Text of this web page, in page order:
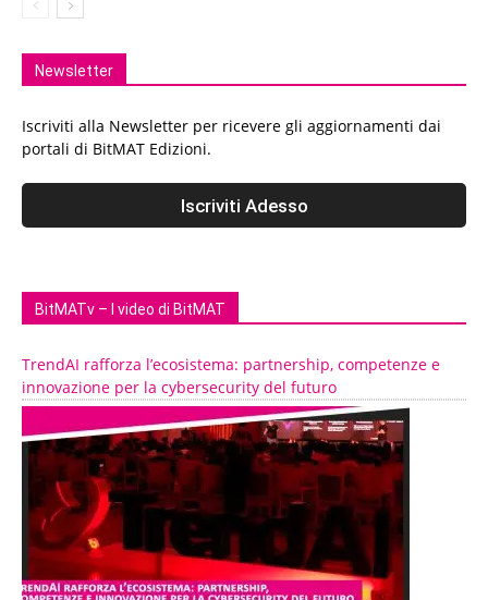
Newsletter
Iscriviti alla Newsletter per ricevere gli aggiornamenti dai
portali di BitMAT Edizioni.
BitMATv – I video di BitMAT
TrendAI rafforza l’ecosistema: partnership, competenze e
innovazione per la cybersecurity del futuro